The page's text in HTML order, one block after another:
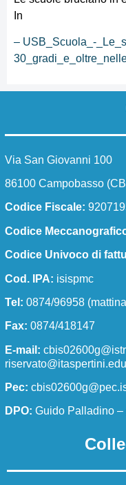
La storia
Chi siamo
I luoghi
I luoghi della
Le persone
Le carte
Regolamenti di
In
– USB_Scuola_-
Via San Giovanni 100
86100 Campobasso
Codice Fiscale:
Codice
Codice Univoco di
Cod. IPA: isispmc
Tel: 0874/96958
Fax: 0874/418147
E-mail:
Pec:
DPO: Guido Palladino –